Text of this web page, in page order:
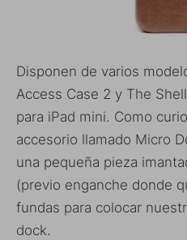
Disponen de varios
Access Case 2 y The
para iPad mini. Como
accesorio llamado Micro
una pequeña pieza
(previo enganche donde
fundas para colocar
dock.